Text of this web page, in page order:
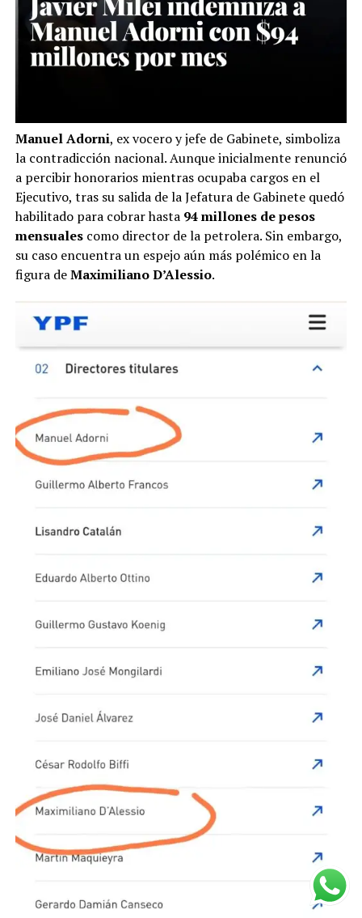
Manuel Adorni, ex vocero y jefe de Gabinete, simboliza
la contradicción nacional. Aunque inicialmente renunció
a percibir honorarios mientras ocupaba cargos en el
Ejecutivo, tras su salida de la Jefatura de Gabinete quedó
habilitado para cobrar hasta 94 millones de pesos
mensualescomo director de la petrolera. Sin embargo,
su caso encuentra un espejo aún más polémico en la
figura deMaximiliano D’Alessio.